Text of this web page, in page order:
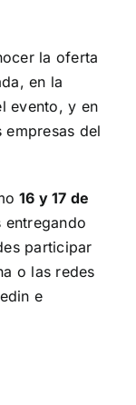
la oferta
en la
evento, y en
empresas del
16 y 17 de
entregando
participar
o las redes
e